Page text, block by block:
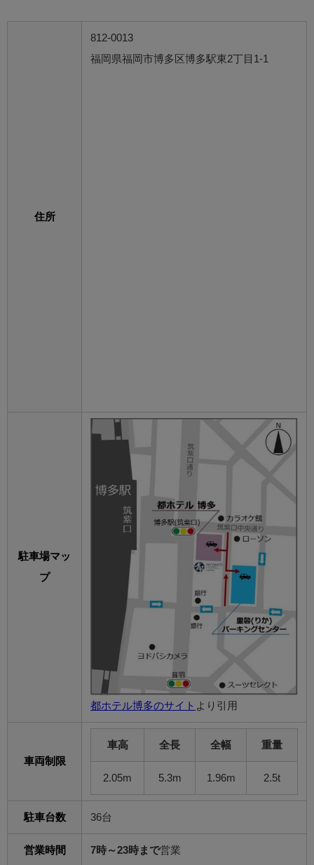
住所
812-0013
福岡県福岡市博多区博多駅東2丁目1-1
駐車場マッ
プ
都ホテル博多のサイト より引用
車両制限
車高 全長 全幅 重量
2.05m 5.3m 1.96m 2.5t
駐車台数 36台
営業時間 7時～23時まで営業